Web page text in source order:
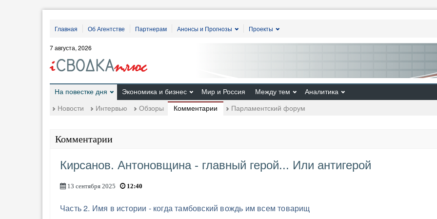
Главная Об Агентстве Партнерам Анонсы и Прогнозы Проекты
7 августа, 2026
На повестке дня
Новости Интервью Обзоры Комментарии Парламентский форум
Экономика и бизнес Мир и Россия Между тем Аналитика
Комментарии
Кирсанов. Антоновщина - главный герой... Или антигерой
13 сентября 2025 12:40
Часть 2. Имя в истории - когда тамбовский вождь им всем товарищ